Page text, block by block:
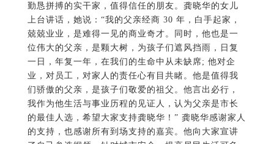
的支持，也感谢所有到场支持的嘉宾。他向大家宣讲
了自己参选纲领，针对城市安全，提高居民生活可负
担性和城市未来发展规划等方面，提出 7 条可实施方
案： -3 年内增派 1000 名警察，增设 TTC 和校园警
察局 -每户减少 1000 元地税，用于家庭装修 -55 岁
以上 18 岁以下人士免费乘坐 TTC -为中小学生提供 6
元在校日营养餐补助 -加速老年公寓和经济适用房建设
-打造多伦多的曼哈顿，振兴经济 -创建世界 AI 元宇
宙区块链加密数字交易之都 龚晓华提出的政纲得到来
宾的积极响应，台上台下互动热烈。到场来宾表示多